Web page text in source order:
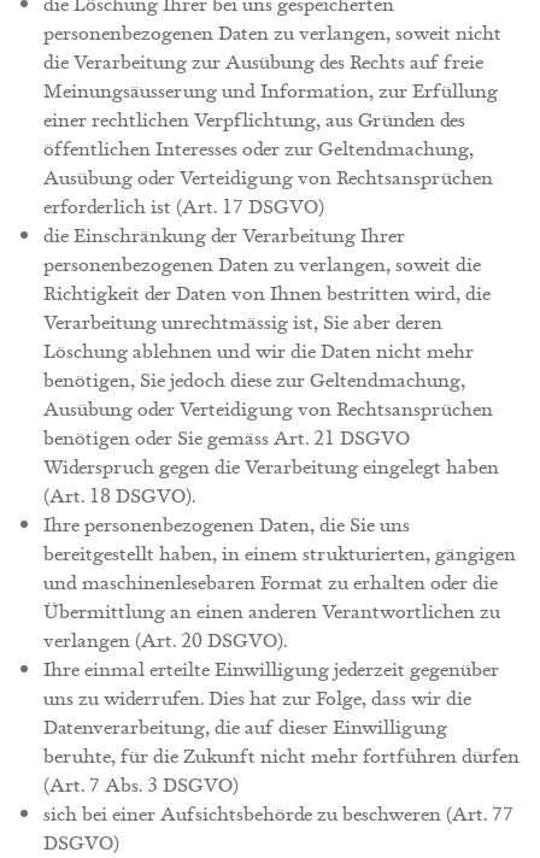
personenbezogenen Daten zu verlangen, soweit nicht
die Verarbeitung zur Ausübung des Rechts auf freie
Meinungsäusserung und Information, zur Erfüllung
einer rechtlichen Verpflichtung, aus Gründen des
öffentlichen Interesses oder zur Geltendmachung,
Ausübung oder Verteidigung von Rechtsansprüchen
erforderlich ist (Art. 17 DSGVO)
die Einschränkung der Verarbeitung Ihrer
personenbezogenen Daten zu verlangen, soweit die
Richtigkeit der Daten von Ihnen bestritten wird, die
Verarbeitung unrechtmässig ist, Sie aber deren
Löschung ablehnen und wir die Daten nicht mehr
benötigen, Sie jedoch diese zur Geltendmachung,
Ausübung oder Verteidigung von Rechtsansprüchen
benötigen oder Sie gemäss Art. 21 DSGVO
Widerspruch gegen die Verarbeitung eingelegt haben
(Art. 18 DSGVO).
Ihre personenbezogenen Daten, die Sie uns
bereitgestellt haben, in einem strukturierten, gängigen
und maschinenlesebaren Format zu erhalten oder die
Übermittlung an einen anderen Verantwortlichen zu
verlangen (Art. 20 DSGVO).
Ihre einmal erteilte Einwilligung jederzeit gegenüber
uns zu widerrufen. Dies hat zur Folge, dass wir die
Datenverarbeitung, die auf dieser Einwilligung
beruhte, für die Zukunft nicht mehr fortführen dürfen
(Art. 7 Abs. 3 DSGVO)
sich bei einer Aufsichtsbehörde zu beschweren (Art. 77
DSGVO)